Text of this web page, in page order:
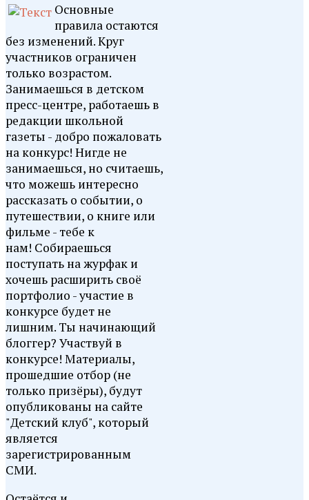
Основные
правила остаются
без изменений. Круг
участников ограничен
только возрастом.
Занимаешься в детском
пресс-центре, работаешь в
редакции школьной
газеты - добро пожаловать
на конкурс! Нигде не
занимаешься, но считаешь,
что можешь интересно
рассказать о событии, о
путешествии, о книге или
фильме - тебе к
нам! Собираешься
поступать на журфак и
хочешь расширить своё
портфолио - участие в
конкурсе будет не
лишним. Ты начинающий
блоггер? Участвуй в
конкурсе! Материалы,
прошедшие отбор (не
только призёры), будут
опубликованы на сайте
"Детский клуб", который
является
зарегистрированным
СМИ.